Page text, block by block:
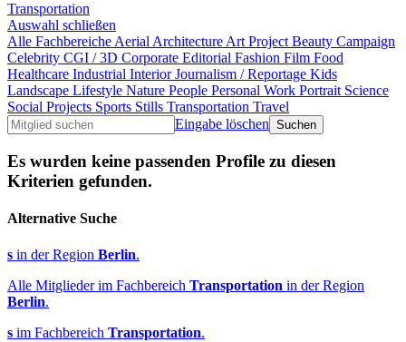
Transportation
Auswahl schließen
Alle Fachbereiche Aerial Architecture Art Project Beauty Campaign
Celebrity CGI / 3D Corporate Editorial Fashion Film Food
Healthcare Industrial InteriorJournalism / Reportage Kids
Landscape Lifestyle Nature People Personal Work Portrait Science
Social Projects Sports Stills Transportation Travel
Eingabe löschen
Es wurden keine passenden Profile zu diesen
Kriterien gefunden.
Alternative Suche
s in der Region Berlin.
Alle Mitglieder im Fachbereich Transportation in der Region
Berlin.
s im Fachbereich Transportation.